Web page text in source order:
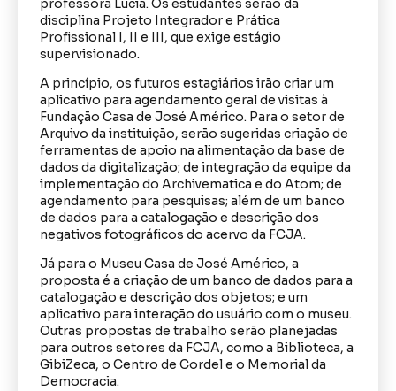
professora Lúcia. Os estudantes serão da
disciplina Projeto Integrador e Prática
Profissional I, II e III, que exige estágio
supervisionado.
A princípio, os futuros estagiários irão criar um
aplicativo para agendamento geral de visitas à
Fundação Casa de José Américo. Para o setor de
Arquivo da instituição, serão sugeridas criação de
ferramentas de apoio na alimentação da base de
dados da digitalização; de integração da equipe da
implementação do Archivematica e do Atom; de
agendamento para pesquisas; além de um banco
de dados para a catalogação e descrição dos
negativos fotográficos do acervo da FCJA.
Já para o Museu Casa de José Américo, a
proposta é a criação de um banco de dados para a
catalogação e descrição dos objetos; e um
aplicativo para interação do usuário com o museu.
Outras propostas de trabalho serão planejadas
para outros setores da FCJA, como a Biblioteca, a
GibiZeca, o Centro de Cordel e o Memorial da
Democracia.